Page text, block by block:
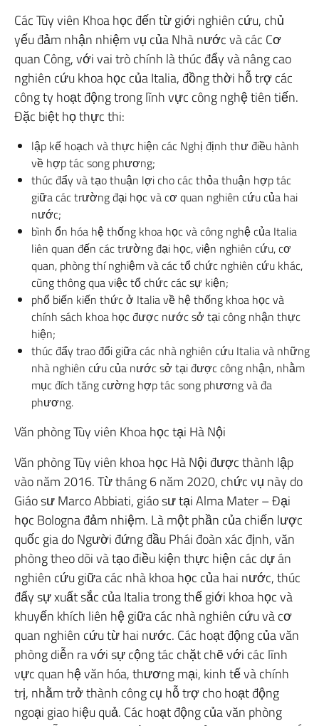
Các Tùy viên Khoa học đến từ giới nghiên cứu, chủ
yếu đảm nhận nhiệm vụ của Nhà nước và các Cơ
quan Công, với vai trò chính là thúc đẩy và nâng cao
nghiên cứu khoa học của Italia, đồng thời hỗ trợ các
công ty hoạt động trong lĩnh vực công nghệ tiên tiến.
Đặc biệt họ thực thi:
lập kế hoạch và thực hiện các Nghị định thư điều hành
về hợp tác song phương;
thúc đẩy và tạo thuận lợi cho các thỏa thuận hợp tác
giữa các trường đại học và cơ quan nghiên cứu của hai
nước;
bình ổn hóa hệ thống khoa học và công nghệ của Italia
liên quan đến các trường đại học, viện nghiên cứu, cơ
quan, phòng thí nghiệm và các tổ chức nghiên cứu khác,
cũng thông qua việc tổ chức các sự kiện;
phổ biến kiến ​​thức ở Italia về hệ thống khoa học và
chính sách khoa học được nước sở tại công nhận thực
hiện;
thúc đẩy trao đổi giữa các nhà nghiên cứu Italia và những
nhà nghiên cứu của nước sở tại được công nhận, nhằm
mục đích tăng cường hợp tác song phương và đa
phương.
Văn phòng Tùy viên Khoa học tại Hà Nội
Văn phòng Tùy viên khoa học Hà Nội được thành lập
vào năm 2016. Từ tháng 6 năm 2020, chức vụ này do
Giáo sư Marco Abbiati, giáo sư tại Alma Mater – Đại
học Bologna đảm nhiệm. Là một phần của chiến lược
quốc gia do Người đứng đầu Phái đoàn xác định, văn
phòng theo dõi và tạo điều kiện thực hiện các dự án
nghiên cứu giữa các nhà khoa học của hai nước, thúc
đẩy sự xuất sắc của Italia trong thế giới khoa học và
khuyến khích liên hệ giữa các nhà nghiên cứu và cơ
quan nghiên cứu từ hai nước. Các hoạt động của văn
phòng diễn ra với sự cộng tác chặt chẽ với các lĩnh
vực quan hệ văn hóa, thương mại, kinh tế và chính
trị, nhằm trở thành công cụ hỗ trợ cho hoạt động
ngoại giao hiệu quả. Các hoạt động của văn phòng